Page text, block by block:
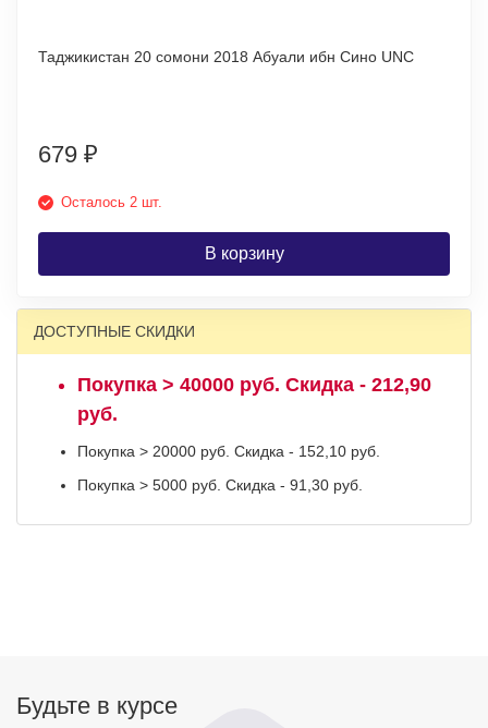
Таджикистан 20 сомони 2018 Абуали ибн Сино UNC
679 ₽
Осталось 2 шт.
В корзину
ДОСТУПНЫЕ СКИДКИ
Покупка > 40000 руб. Скидка - 212,90
руб.
Покупка > 20000 руб. Скидка - 152,10 руб.
Покупка > 5000 руб. Скидка - 91,30 руб.
Будьте в курсе